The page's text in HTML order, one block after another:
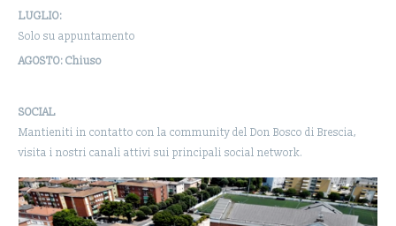
LUGLIO:
Solo su appuntamento
AGOSTO: Chiuso
SOCIAL
Mantieniti in contatto con la community del Don Bosco di Brescia,
visita i nostri canali attivi sui principali social network.